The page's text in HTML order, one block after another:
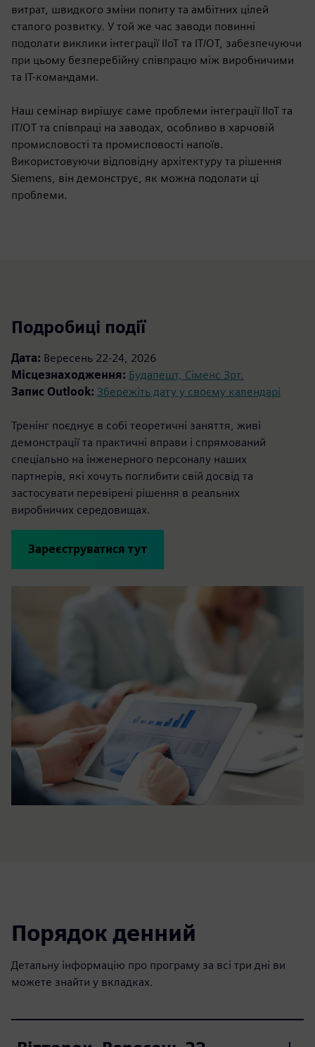
витрат, швидкого зміни попиту та амбітних цілей
сталого розвитку. У той же час заводи повинні
подолати виклики інтеграції IIoT та IT/OT, забезпечуючи
при цьому безперебійну співпрацю між виробничими
та ІТ-командами.
Наш семінар вирішує саме проблеми інтеграції IIoT та
IT/OT та співпраці на заводах, особливо в харчовій
промисловості та промисловості напоїв.
Використовуючи відповідну архітектуру та рішення
Siemens, він демонструє, як можна подолати ці
проблеми.
Подробиці події
Дата: Вересень 22-24, 2026
Місцезнаходження: Будапешт, Сіменс Зрт.
Запис Outlook: Збережіть дату у своєму календарі
Тренінг поєднує в собі теоретичні заняття, живі
демонстрації та практичні вправи і спрямований
спеціально на інженерного персоналу наших
партнерів, які хочуть поглибити свій досвід та
застосувати перевірені рішення в реальних
виробничих середовищах.
Зареєструватися тут
Порядок денний
Детальну інформацію про програму за всі три дні ви
можете знайти у вкладках.